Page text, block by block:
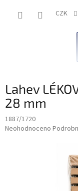
CZK
Lahev
28 mm
1887/1720
Průměrné
Neohodnoceno